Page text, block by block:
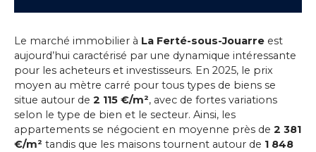
Le marché immobilier à La Ferté-sous-Jouarre est
aujourd’hui caractérisé par une dynamique intéressante
pour les acheteurs et investisseurs. En 2025, le prix
moyen au mètre carré pour tous types de biens se
situe autour de 2 115 €/m², avec de fortes variations
selon le type de bien et le secteur. Ainsi, les
appartements se négocient en moyenne près de 2 381
€/m² tandis que les maisons tournent autour de 1 848